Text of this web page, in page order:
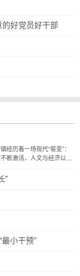
好党员好干部
经历着一场现代“窑变”：
断激活，人文与经济以前
”
小干预”